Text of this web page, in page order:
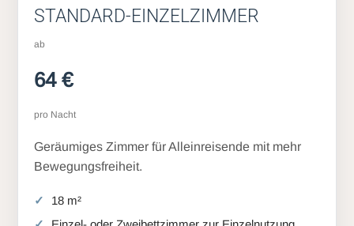
STANDARD-EINZELZIMMER
ab
64 €
pro Nacht
Geräumiges Zimmer für Alleinreisende mit mehr
Bewegungsfreiheit.
18 m²